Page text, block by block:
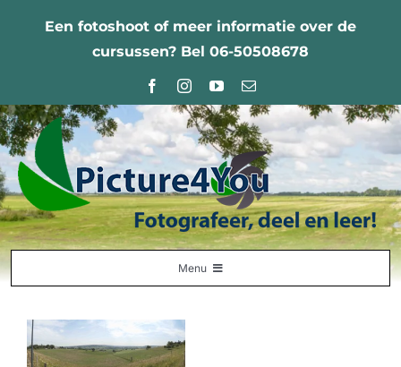
Een fotoshoot of meer informatie over de
cursussen? Bel 06-50508678
Menu
Fotografie Leercentrum